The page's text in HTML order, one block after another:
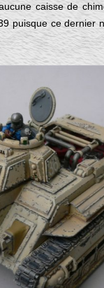
caisse de
puisque ce dernier